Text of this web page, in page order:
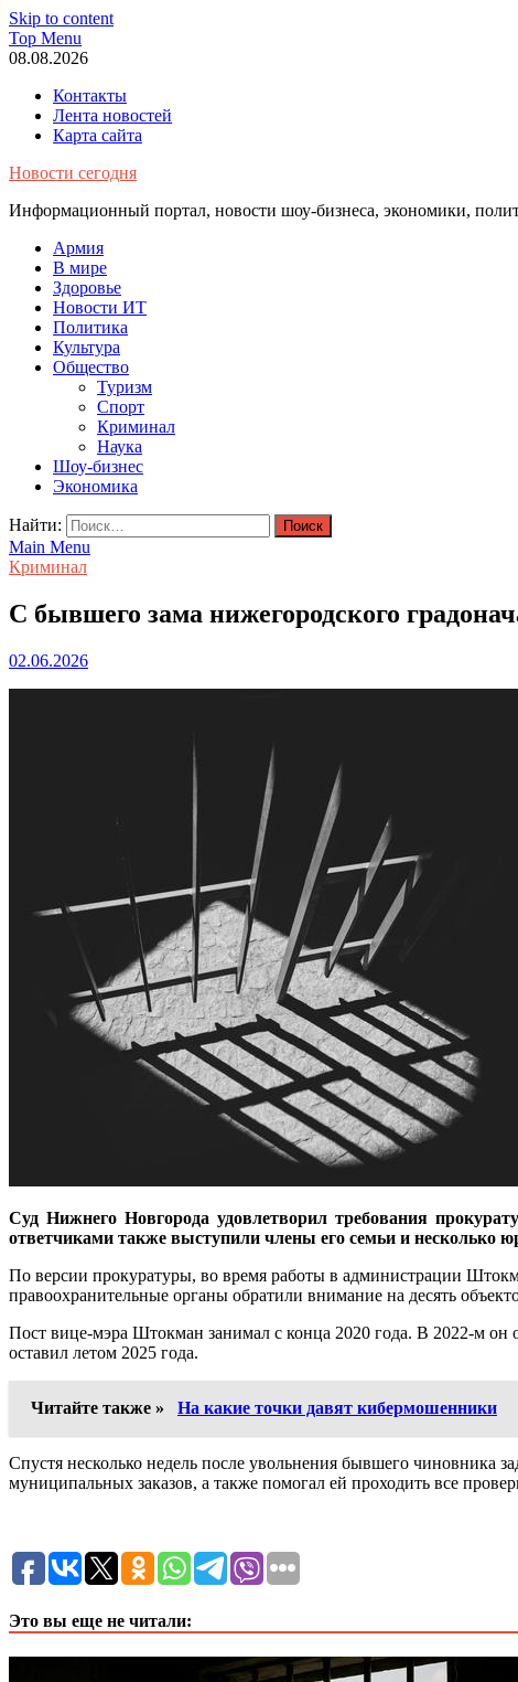
Skip to content
Top Menu
08.08.2026
Контакты
Лента новостей
Карта сайта
Новости сегодня
Информационный портал, новости шоу-бизнеса, экономики,
Армия
В мире
Здоровье
Новости ИТ
Политика
Культура
Общество
Туризм
Спорт
Криминал
Наука
Шоу-бизнес
Экономика
Найти:
Main Menu
Криминал
С бывшего зама нижегородского
02.06.2026
Суд Нижнего Новгорода удовлетворил требования
ответчиками также выступили члены его семьи и несколько
По версии прокуратуры, во время работы в администрации
правоохранительные органы обратили внимание на десять
Пост вице-мэра Штокман занимал с конца 2020 года. В 2022-м он
оставил летом 2025 года.
Читайте также » На какие точки давят кибермошенники
Спустя несколько недель после увольнения бывшего чиновника
муниципальных заказов, а также помогал ей проходить все
Это вы еще не читали: